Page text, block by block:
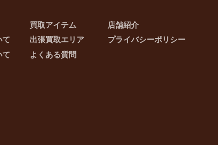
て
て
買取アイテム
出張買取エリア
よくある質問
店舗紹介
プライバシーポリシー